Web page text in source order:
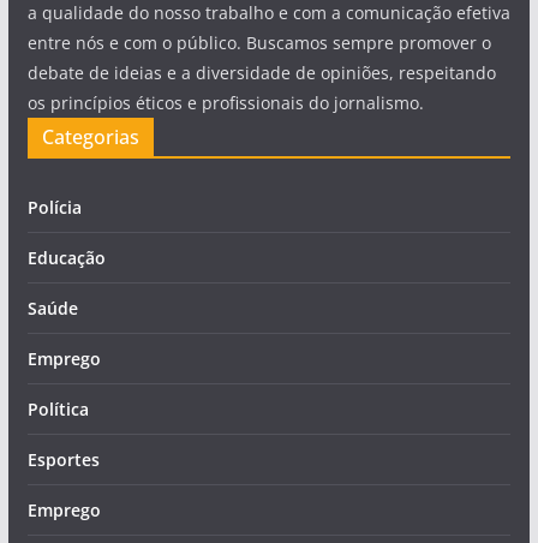
a qualidade do nosso trabalho e com a comunicação efetiva
entre nós e com o público. Buscamos sempre promover o
debate de ideias e a diversidade de opiniões, respeitando
os princípios éticos e profissionais do jornalismo.
Categorias
Polícia
Educação
Saúde
Emprego
Política
Esportes
Emprego